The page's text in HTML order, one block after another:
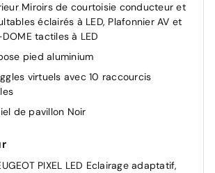
panoramique avec écran incurvé
AR électriques et séquentiels avec
automatique, séquentielle (6 rapports)
électrochrome
2 avec accoudoir central
Miroirs de courtoisie conducteur et
éclairés à LED, Plafonnier AV et
tactiles à LED
pied aluminium
virtuels avec 10 raccourcis
de pavillon Noir
PIXEL LED Eclairage adaptatif,